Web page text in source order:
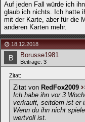
Auf jeden Fall würde ich
glaub ich nichts. Ich hatte
mit der Karte, aber für die
anderen Karten mehr.
18.12.2018
Borusse1981
Beiträge: 3
Zitat:
Zitat von RedFox2009
Ich habe ihn vor 3
verkauft, seitdem ist er
Wenn du ihn nicht
wertvoll ist.